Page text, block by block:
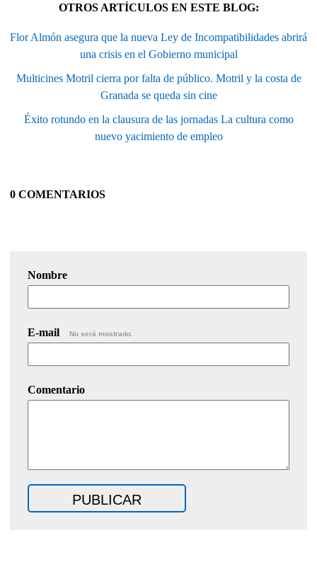
OTROS ARTÍCULOS EN ESTE BLOG:
Flor Almón asegura que la nueva Ley de Incompatibilidades abrirá
una crisis en el Gobierno municipal
Multicines Motril cierra por falta de público. Motril y la costa de
Granada se queda sin cine
Éxito rotundo en la clausura de las jornadas La cultura como
nuevo yacimiento de empleo
0 COMENTARIOS
Nombre
E-mail No será mostrado.
Comentario